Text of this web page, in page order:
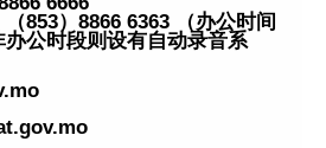
853）8866 6363 （办公时间
公时段则设有自动录音系